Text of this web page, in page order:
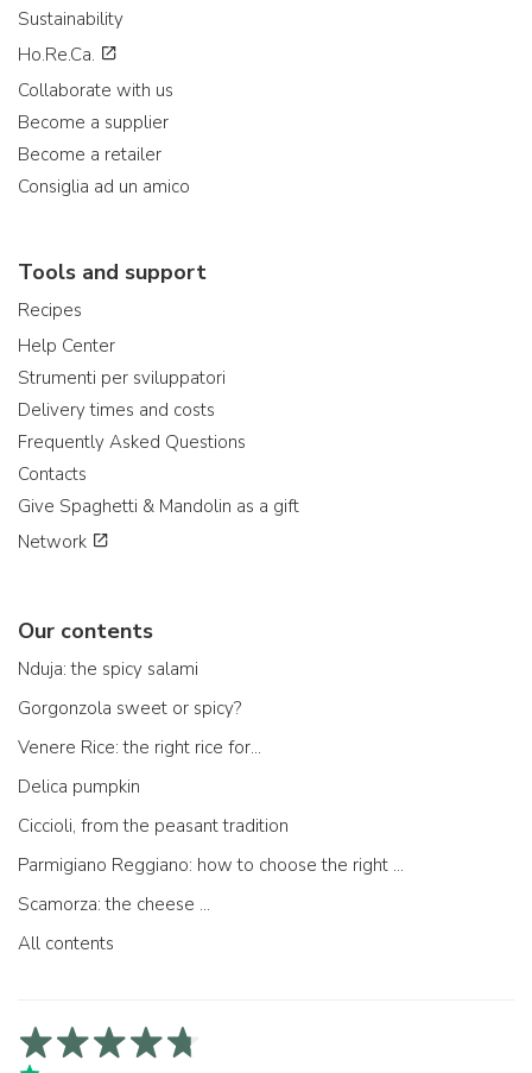
Sustainability
Ho.Re.Ca.
Collaborate with us
Become a supplier
Become a retailer
Consiglia ad un amico
Tools and support
Recipes
Help Center
Strumenti per sviluppatori
Delivery times and costs
Frequently Asked Questions
Contacts
Give Spaghetti & Mandolin as a gift
Network
Our contents
Nduja: the spicy salami
Gorgonzola sweet or spicy?
Venere Rice: the right rice for...
Delica pumpkin
Ciccioli, from the peasant tradition
Parmigiano Reggiano: how to choose the right one
Scamorza: the cheese ...
All contents